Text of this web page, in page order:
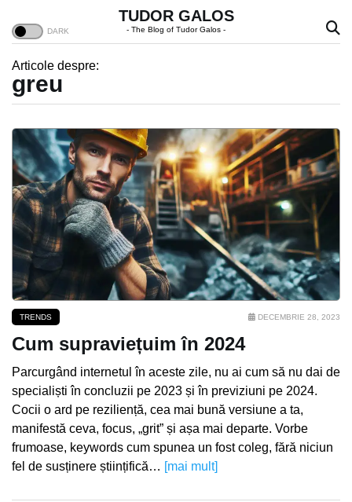
TUDOR GALOS
- The Blog of Tudor Galos -
Articole despre:
greu
TRENDS DECEMBRIE 28, 2023
Cum supraviețuim în 2024
Parcurgând internetul în aceste zile, nu ai cum să nu dai de
specialiști în concluzii pe 2023 și în previziuni pe 2024.
Cocii o ard pe reziliență, cea mai bună versiune a ta,
manifestă ceva, focus, „grit” și așa mai departe. Vorbe
frumoase, keywords cum spunea un fost coleg, fără niciun
fel de susținere științifică… [mai mult]